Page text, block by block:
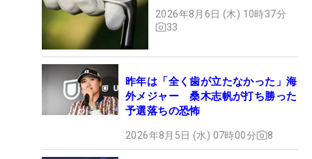
2026年8月6日 (木) 10時37分
33
昨年は「全く歯が立たなかった」海
外メジャー 桑木志帆が打ち勝った
予選落ちの恐怖
2026年8月5日 (水) 07時00分 8